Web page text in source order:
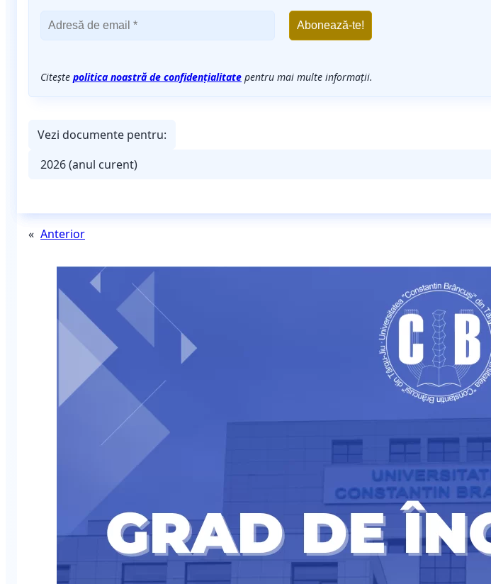
Citește politica noastră de confidențialitate pentru mai multe informații.
Vezi documente pentru:
« Anterior